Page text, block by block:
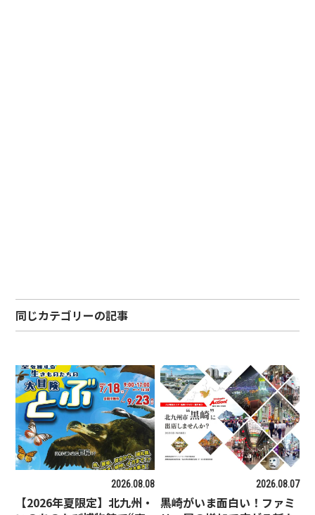
同じカテゴリーの記事
2026.08.08
【2026年夏限定】北九州・
2026.08.07
黒崎がいま面白い！ファミ